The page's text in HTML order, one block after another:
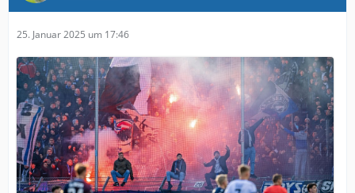
25. Januar 2025 um 17:46